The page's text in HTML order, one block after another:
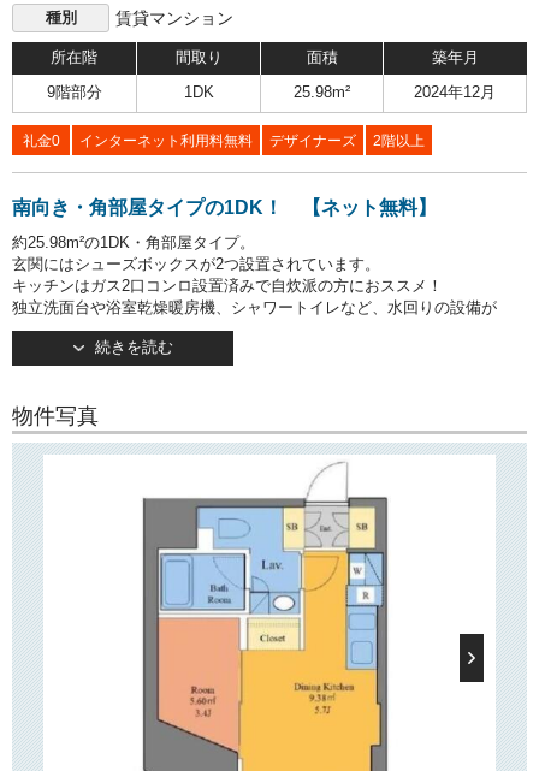
種別 賃貸マンション
所在階 間取り 面積 築年月
9階部分 1DK 25.98m² 2024年12月
礼金0 インターネット利用料無料 デザイナーズ 2階以上
南向き・角部屋タイプの1DK！ 【ネット無料】
約25.98m²の1DK・角部屋タイプ。
玄関にはシューズボックスが2つ設置されています。
キッチンはガス2口コンロ設置済みで自炊派の方におススメ！
独立洗面台や浴室乾燥暖房機、シャワートイレなど、水回りの設備が
充実しています。
バルコニーは南向きです。
○建物情報○
文京区本郷2丁目の賃貸マンション「アレージュマン本郷2丁目」。
東京メトロ丸の内線「御茶ノ水」駅徒歩6分！
そのほか「本郷三丁目」駅・「水道橋」駅もご利用いただけます。
2024年12月竣工・地上11階建てのデザイナーズマンションです。
TVモニターつきオートロック・防犯カメラ・宅配ボックス完備で
安心してお住まいいただけます！
敷地内駐輪場・バイク置き場あり！
「アレージュマン本郷2丁目」は大通りから奥に入った住宅街に位置し、
近隣には「区立本郷給水所公苑」や「水道歴史館」などがございます。
少し歩けば「御茶ノ水」エリア！
「順天堂医院」「東京科学大病院」徒歩圏です！
続きを読む
物件写真